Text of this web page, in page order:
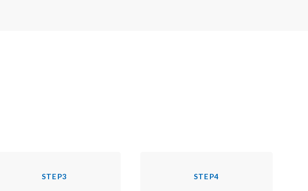
STEP3 STEP4